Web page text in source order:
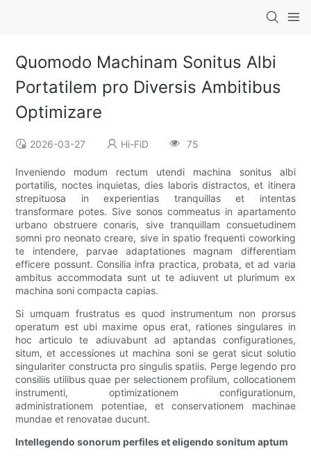
Quomodo Machinam Sonitus Albi
Portatilem pro Diversis Ambitibus
Optimizare
2026-03-27 Hi-FiD 75
Inveniendo modum rectum utendi machina sonitus albi
portatilis, noctes inquietas, dies laboris distractos, et itinera
strepituosa in experientias tranquillas et intentas
transformare potes. Sive sonos commeatus in apartamento
urbano obstruere conaris, sive tranquillam consuetudinem
somni pro neonato creare, sive in spatio frequenti coworking
te intendere, parvae adaptationes magnam differentiam
efficere possunt. Consilia infra practica, probata, et ad varia
ambitus accommodata sunt ut te adiuvent ut plurimum ex
machina soni compacta capias.
Si umquam frustratus es quod instrumentum non prorsus
operatum est ubi maxime opus erat, rationes singulares in
hoc articulo te adiuvabunt ad aptandas configurationes,
situm, et accessiones ut machina soni se gerat sicut solutio
singulariter constructa pro singulis spatiis. Perge legendo pro
consiliis utilibus quae per selectionem profilum, collocationem
instrumenti, optimizationem configurationum,
administrationem potentiae, et conservationem machinae
mundae et renovatae ducunt.
Intellegendo sonorum perfiles et eligendo sonitum aptum